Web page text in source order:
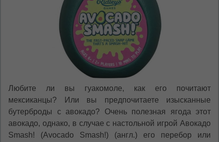
Любите ли вы гуакомоле, как его почитают
мексиканцы? Или вы предпочитаете изысканные
бутерброды с авокадо? Очень полезная ягода этот
авокадо, однако, в случае с настольной игрой Авокадо
Smash! (Avocado Smash!) (англ.) его перебор или